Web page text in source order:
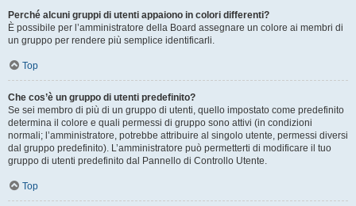
Perché alcuni gruppi di utenti appaiono in colori differenti?
È possibile per l’amministratore della Board assegnare un colore ai membri di
un gruppo per rendere più semplice identificarli.
Top
Che cos’è un gruppo di utenti predefinito?
Se sei membro di più di un gruppo di utenti, quello impostato come predefinito
determina il colore e quali permessi di gruppo sono attivi (in condizioni
normali; l’amministratore, potrebbe attribuire al singolo utente, permessi diversi
dal gruppo predefinito). L’amministratore può permetterti di modificare il tuo
gruppo di utenti predefinito dal Pannello di Controllo Utente.
Top